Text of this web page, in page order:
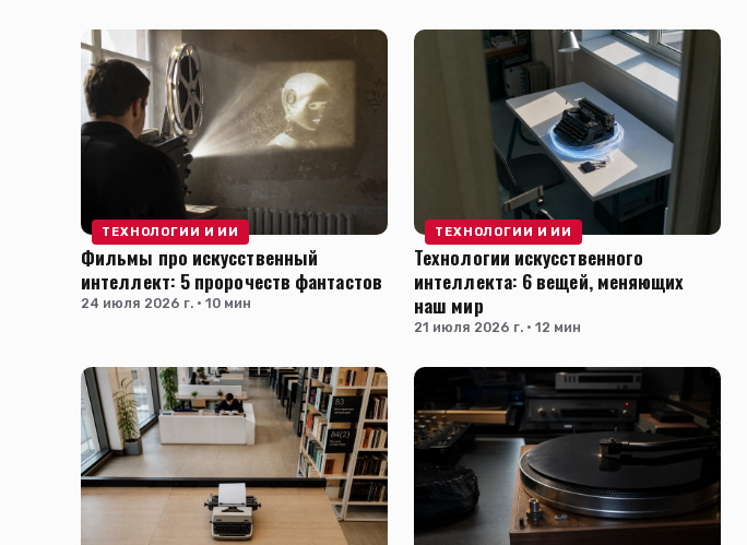
ТЕХНОЛОГИИ И ИИ
Фильмы про искусственный
интеллект: 5 пророчеств фантастов
24 июля 2026 г. · 10 мин
ТЕХНОЛОГИИ И ИИ
Технологии искусственного
интеллекта: 6 вещей, меняющих
наш мир
21 июля 2026 г. · 12 мин